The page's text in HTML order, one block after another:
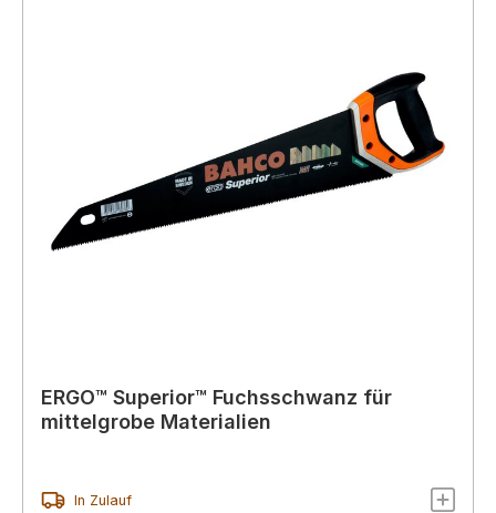
ERGO™ Superior™ Fuchsschwanz für
mittelgrobe Materialien
In Zulauf